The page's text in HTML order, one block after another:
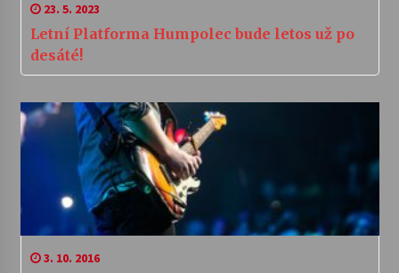
23. 5. 2023
Letní Platforma Humpolec bude letos už po
desáté!
3. 10. 2016